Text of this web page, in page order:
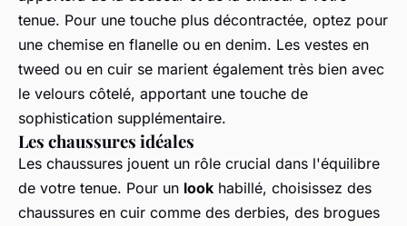
tenue. Pour une touche plus décontractée, optez pour
une chemise en flanelle ou en denim. Les vestes en
tweed ou en cuir se marient également très bien avec
le velours côtelé, apportant une touche de
sophistication supplémentaire.
Les chaussures idéales
Les chaussures jouent un rôle crucial dans l'équilibre
de votre tenue. Pour un look habillé, choisissez des
chaussures en cuir comme des derbies, des brogues